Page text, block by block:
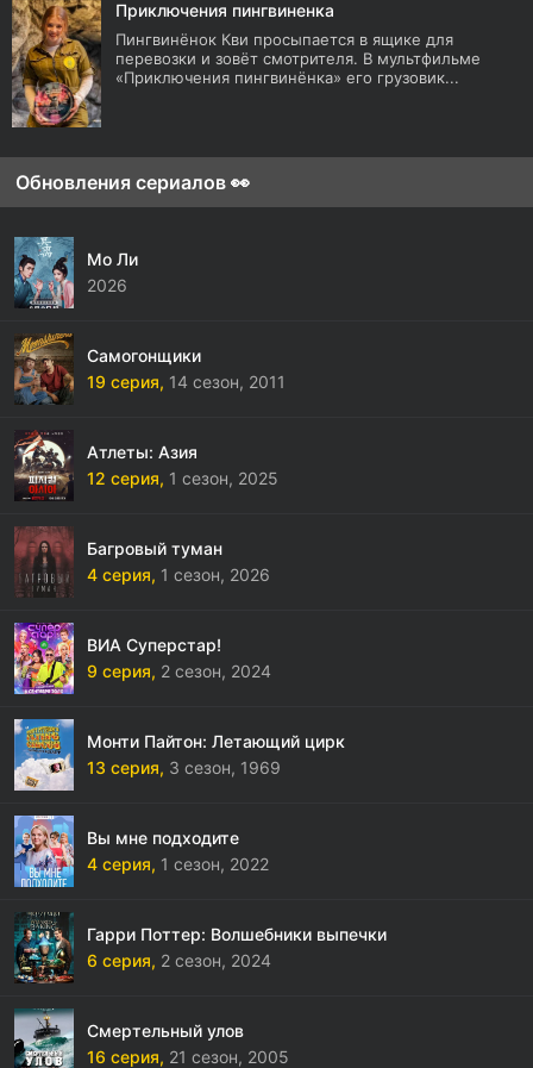
Приключения пингвиненка
Пингвинёнок Кви просыпается в ящике для
перевозки и зовёт смотрителя. В мультфильме
«Приключения пингвинёнка» его грузовик...
Обновления сериалов 👀
Мо Ли
2026
Самогонщики
19 серия, 14 сезон, 2011
Атлеты: Азия
12 серия, 1 сезон, 2025
Багровый туман
4 серия, 1 сезон, 2026
ВИА Суперстар!
9 серия, 2 сезон, 2024
Монти Пайтон: Летающий цирк
13 серия, 3 сезон, 1969
Вы мне подходите
4 серия, 1 сезон, 2022
Гарри Поттер: Волшебники выпечки
6 серия, 2 сезон, 2024
Смертельный улов
16 серия, 21 сезон, 2005